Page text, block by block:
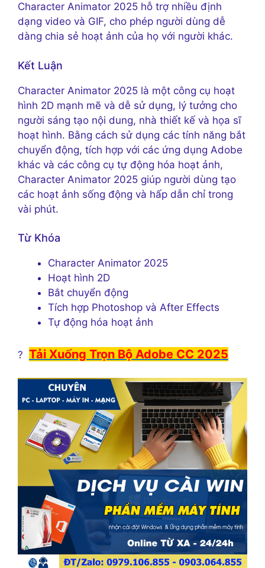
Character Animator 2025 hỗ trợ nhiều định
dạng video và GIF, cho phép người dùng dễ
dàng chia sẻ hoạt ảnh của họ với người khác.
Kết Luận
Character Animator 2025 là một công cụ hoạt
hình 2D mạnh mẽ và dễ sử dụng, lý tưởng cho
người sáng tạo nội dung, nhà thiết kế và họa sĩ
hoạt hình. Bằng cách sử dụng các tính năng bắt
chuyển động, tích hợp với các ứng dụng Adobe
khác và các công cụ tự động hóa hoạt ảnh,
Character Animator 2025 giúp người dùng tạo
các hoạt ảnh sống động và hấp dẫn chỉ trong
vài phút.
Từ Khóa
Character Animator 2025
Hoạt hình 2D
Bắt chuyển động
Tích hợp Photoshop và After Effects
Tự động hóa hoạt ảnh
? Tải Xuống Trọn Bộ Adobe CC 2025